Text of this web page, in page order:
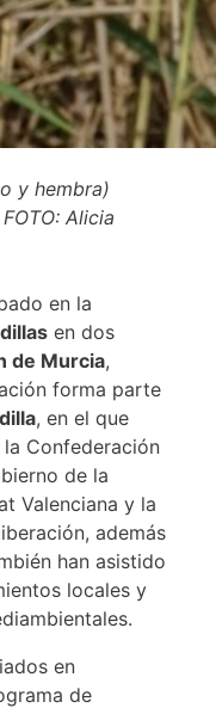
y hembra)
Alicia
en la
en dos
de Murcia,
forma parte
, en el que
Confederación
de la
Valenciana y la
además
han asistido
locales y
en
de